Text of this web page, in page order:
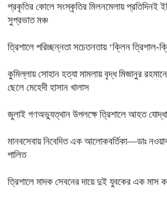
প্রকৃতির কোলে সংস্কৃতির মিলনমেলায় প্রতিদিনই
সুপ্রভাত মঞ্চ
ত্রিশালে পরিচ্ছন্নতা সচেতনতায় ‘ক্লিন ত্রিশাল-
কুমিল্লায় সোহান হত্যা মামলায় বৃদ্ধ মিজানুর
ছেলে মেহেদী হাসান খালাস
জুলাই গণঅভ্যুত্থান উপলক্ষে ত্রিশালে আহত যোদ্ধা
মানবসেবায় নিবেদিত এক আলোকবর্তিকা—ডাঃ
পালিত
ত্রিশালে মাদক সেবনের দায়ে দুই যুবকের এক মাস